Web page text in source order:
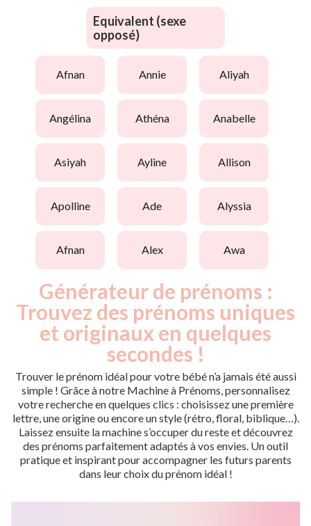
Equivalent (sexe
opposé)
afnan annie aliyah
angélina athéna anabelle
asiyah ayline allison
apolline ade alyssia
afnan alex awa
Générateur de prénoms :
Trouvez des prénoms uniques
et originaux en quelques
secondes !
Trouver le prénom idéal pour votre bébé n’a jamais été aussi
simple ! Grâce à notre Machine à Prénoms, personnalisez
votre recherche en quelques clics : choisissez une première
lettre, une origine ou encore un style (rétro, floral, biblique…).
Laissez ensuite la machine s’occuper du reste et découvrez
des prénoms parfaitement adaptés à vos envies. Un outil
pratique et inspirant pour accompagner les futurs parents
dans leur choix du prénom idéal !